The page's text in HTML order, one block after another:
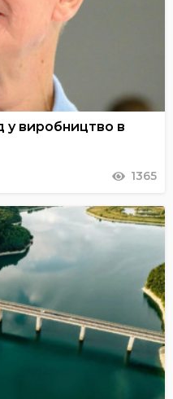
у виробництво в
1365